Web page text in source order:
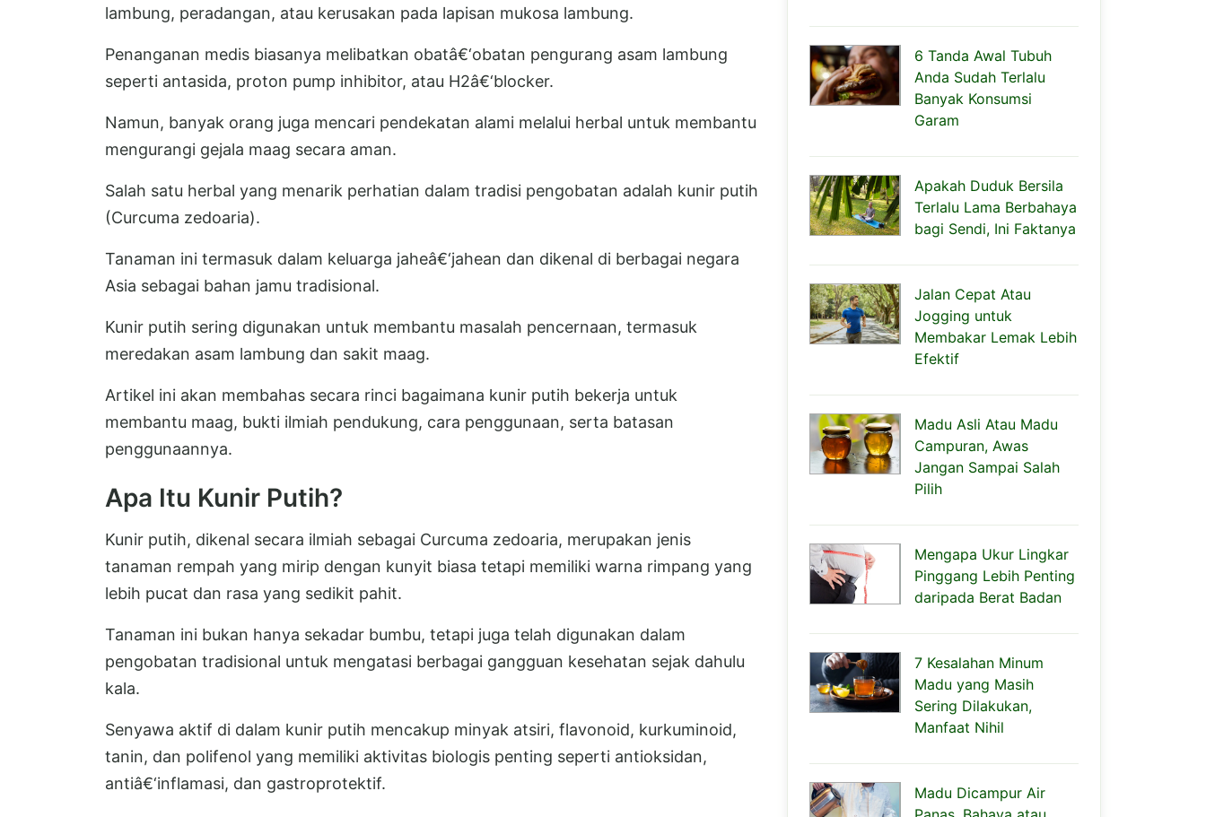
lambung, peradangan, atau kerusakan pada lapisan mukosa lambung.
Penanganan medis biasanya melibatkan obatâ€‘obatan pengurang asam lambung
seperti antasida, proton pump inhibitor, atau H2â€‘blocker.
Namun, banyak orang juga mencari pendekatan alami melalui herbal untuk membantu
mengurangi gejala maag secara aman.
Salah satu herbal yang menarik perhatian dalam tradisi pengobatan adalah kunir putih
(Curcuma zedoaria).
Tanaman ini termasuk dalam keluarga jaheâ€‘jahean dan dikenal di berbagai negara
Asia sebagai bahan jamu tradisional.
Kunir putih sering digunakan untuk membantu masalah pencernaan, termasuk
meredakan asam lambung dan sakit maag.
Artikel ini akan membahas secara rinci bagaimana kunir putih bekerja untuk
membantu maag, bukti ilmiah pendukung, cara penggunaan, serta batasan
penggunaannya.
Apa Itu Kunir Putih?
Kunir putih, dikenal secara ilmiah sebagai Curcuma zedoaria, merupakan jenis
tanaman rempah yang mirip dengan kunyit biasa tetapi memiliki warna rimpang yang
lebih pucat dan rasa yang sedikit pahit.
Tanaman ini bukan hanya sekadar bumbu, tetapi juga telah digunakan dalam
pengobatan tradisional untuk mengatasi berbagai gangguan kesehatan sejak dahulu
kala.
Senyawa aktif di dalam kunir putih mencakup minyak atsiri, flavonoid, kurkuminoid,
tanin, dan polifenol yang memiliki aktivitas biologis penting seperti antioksidan,
antiâ€‘inflamasi, dan gastroprotektif.
6 Tanda Awal Tubuh
Anda Sudah Terlalu
Banyak Konsumsi
Garam
Apakah Duduk Bersila
Terlalu Lama Berbahaya
bagi Sendi, Ini Faktanya
Jalan Cepat Atau
Jogging untuk
Membakar Lemak Lebih
Efektif
Madu Asli Atau Madu
Campuran, Awas
Jangan Sampai Salah
Pilih
Mengapa Ukur Lingkar
Pinggang Lebih Penting
daripada Berat Badan
7 Kesalahan Minum
Madu yang Masih
Sering Dilakukan,
Manfaat Nihil
Madu Dicampur Air